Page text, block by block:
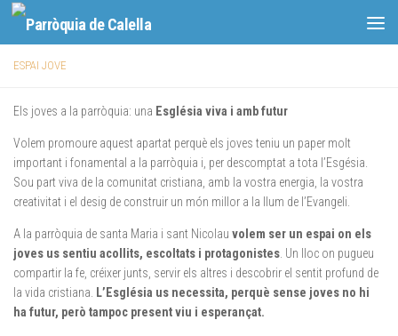
Skip to content
ESPAI JOVE
Els joves a la parròquia: una Església viva i amb futur
Volem promoure aquest apartat perquè els joves teniu un paper molt
important i fonamental a la parròquia i, per descomptat a tota l’Esgésia.
Sou part viva de la comunitat cristiana, amb la vostra energia, la vostra
creativitat i el desig de construir un món millor a la llum de l’Evangeli.
A la parròquia de santa Maria i sant Nicolau volem ser un espai on els
joves us sentiu acollits, escoltats i protagonistes . Un lloc on pugueu
compartir la fe, créixer junts, servir els altres i descobrir el sentit profund de
la vida cristiana.
L’Església us necessita, perquè sense joves no hi
ha futur, però tampoc present viu i esperançat.